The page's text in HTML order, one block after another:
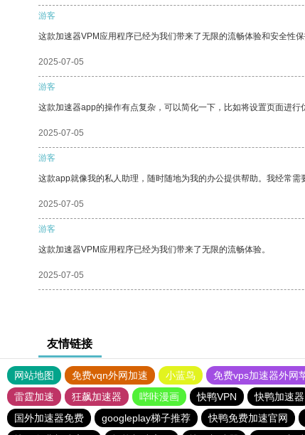
游客
这款加速器VPM应用程序已经为我们带来了无限的流畅体验和安全性保
2025-07-05
游客
这款加速器app的操作有点复杂，可以简化一下，比如将设置页面进行
2025-07-05
游客
这款app就像我的私人助理，随时随地为我的办公提供帮助。我经常
2025-07-05
游客
这款加速器VPM应用程序已经为我们带来了无限的流畅体验。
2025-07-05
友情链接
网站地图 免费vqn外网加速 小蓝鸟 免费vps加速器外网
雷霆加速
狂飙加速器 哔咔漫画 快鸭VPN 快鸭加速器
国外加速器免费
googleplay梯子推荐 快鸭免费加速官网